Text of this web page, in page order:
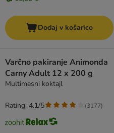
Dodaj v košarico
Varčno pakiranje Animonda
Carny Adult 12 x 200 g
Multimesni koktajl
Rating: 4.1/5 (3177)